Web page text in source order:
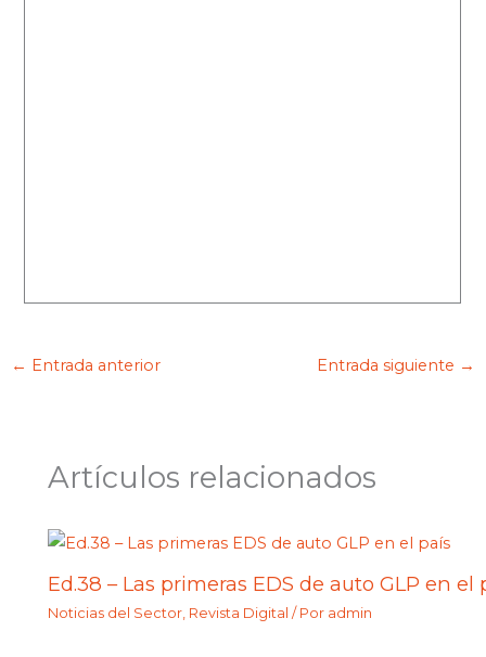
← Entrada anterior Entrada siguiente →
Artículos relacionados
Ed.38 – Las primeras EDS de auto GLP en el
Noticias del Sector Revista Digital / Por admin